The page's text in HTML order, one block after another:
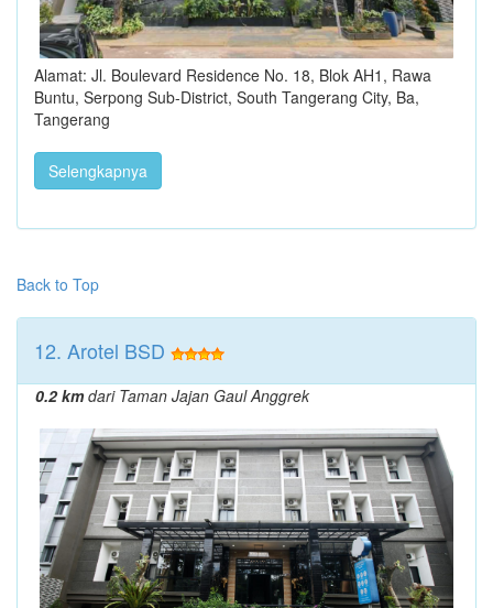
Alamat: Jl. Boulevard Residence No. 18, Blok AH1, Rawa
Buntu, Serpong Sub-District, South Tangerang City, Ba,
Tangerang
Selengkapnya
Back to Top
12. Arotel BSD
0.2 kmdari Taman Jajan Gaul Anggrek